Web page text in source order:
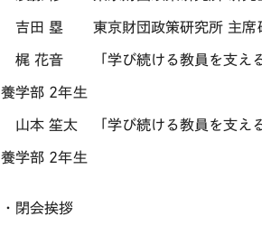
吉田 塁 東京財団政策研究所 主席研
梶 花音 「学び続ける教員を支え
養学部 2年生
山本 笙太 「学び続ける教員を支え
養学部 2年生
・閉会挨拶